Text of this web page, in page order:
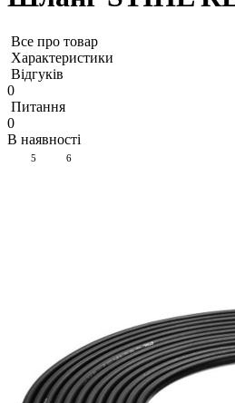
Все про товар
Характеристики
Відгуків
0
Питання
0
В наявності
5 6